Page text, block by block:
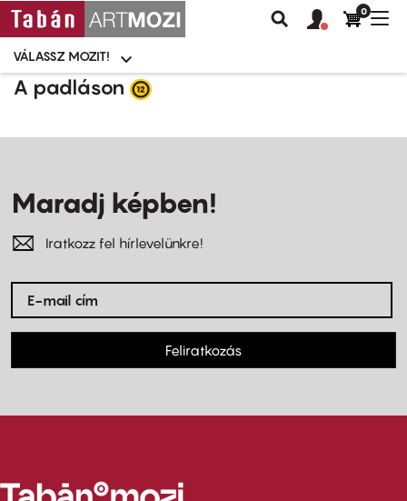
Ugrás
Moziválasztó
menü
VÁLASSZ MOZIT!
Keresés
Felhasználói
fiók
0
A padláson
Maradj képben!
Iratkozz fel hírlevelünkre!
Feliratkozás